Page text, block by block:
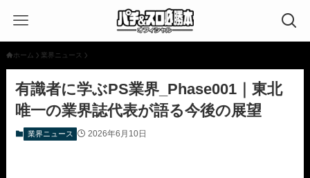
ホーム 業界ニュース
有識者に学ぶPS業界_Phase001｜東北
唯一の業界誌代表が語る今後の展望
業界ニュース 2026年6月10日